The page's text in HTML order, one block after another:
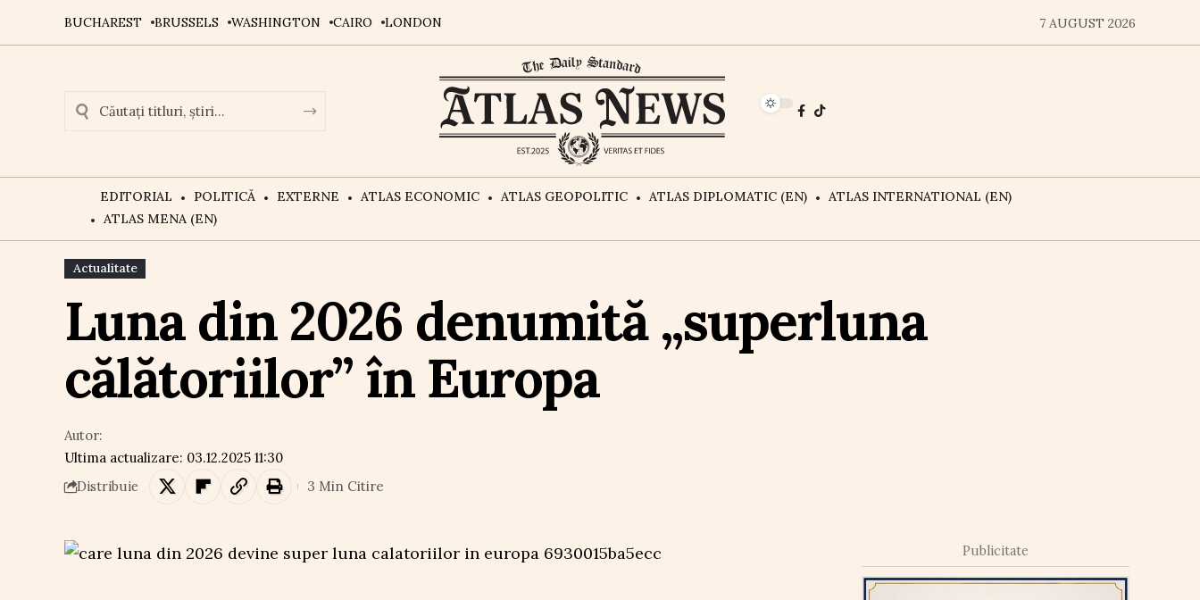
BUCHAREST BRUSSELS WASHINGTON CAIRO LONDON 7 AUGUST 2026
EDITORIAL POLITICĂ EXTERNE ATLAS ECONOMIC ATLAS GEOPOLITIC ATLAS DIPLOMATIC (EN)
ATLAS INTERNATIONAL (EN)
ATLAS MENA (EN)
Actualitate
Luna din 2026 denumită „superluna
călătoriilor” în Europa
Ultima actualizare: 03.12.2025 11:30
Autor:
Distribuie 3 Min Citire
Publicitate